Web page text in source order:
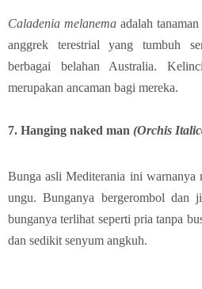
Caladenia melanema adalah
anggrek terestrial yang tumbuh
berbagai belahan Australia.
merupakan ancaman bagi mereka.
7. Hanging naked man (Orchis
Bunga asli Mediterania ini warnanya
ungu. Bunganya bergerombol dan
bunganya terlihat seperti pria tanpa
dan sedikit senyum angkuh.